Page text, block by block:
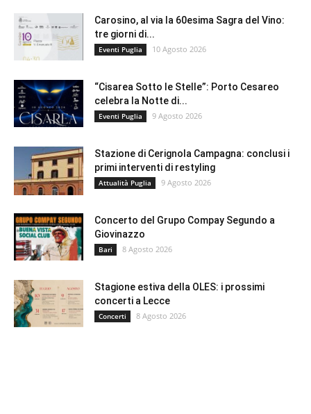
Carosino, al via la 60esima Sagra del Vino:
tre giorni di...
Eventi Puglia 10 Agosto 2026
“Cisarea Sotto le Stelle”: Porto Cesareo
celebra la Notte di...
Eventi Puglia 9 Agosto 2026
Stazione di Cerignola Campagna: conclusi i
primi interventi di restyling
Attualità Puglia 9 Agosto 2026
Concerto del Grupo Compay Segundo a
Giovinazzo
Bari 8 Agosto 2026
Stagione estiva della OLES: i prossimi
concerti a Lecce
Concerti 8 Agosto 2026